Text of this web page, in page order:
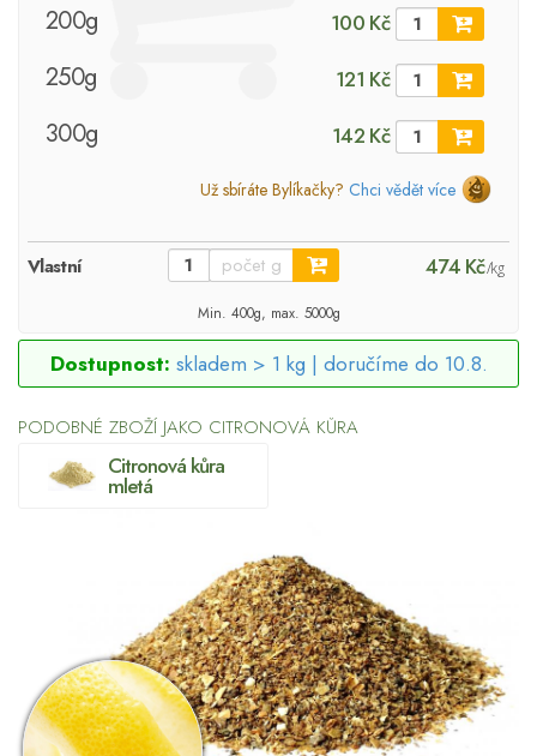
200g 100 Kč
250g 121 Kč
300g 142 Kč
Už sbíráte Bylíkačky? Chci vědět více
Vlastní 474 Kč/kg
Min. 400g, max. 5000g
Dostupnost: skladem > 1 kg | doručíme do 10.8.
PODOBNÉ ZBOŽÍ JAKO CITRONOVÁ KŮRA
Citronová kůra
mletá